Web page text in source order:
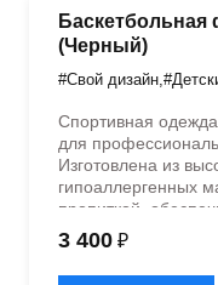
(Черный)
#Свой дизайн
Спортивная
для
Изготовлена из
гипоаллергенных
пропиткой,
быстрое
эластичностью в 5
дизайном.
3 400 ₽